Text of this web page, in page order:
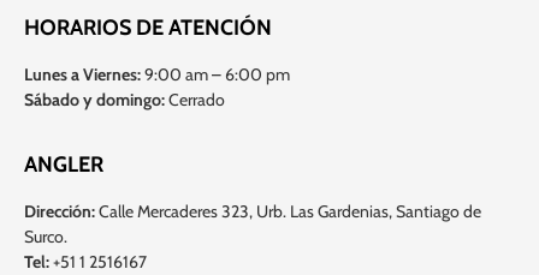
HORARIOS DE ATENCIÓN
Lunes a Viernes:9:00 am – 6:00 pm
Sábado y domingo:Cerrado
ANGLER
Dirección:Calle Mercaderes 323, Urb. Las Gardenias, Santiago de
Surco.
Tel:+51 1 2516167